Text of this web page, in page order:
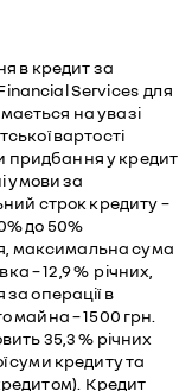
в кредит за
Services для
на увазі
вартості
придбання у кредит
умови за
строк кредиту –
до 50%
максимальна сума
– 12,9 % річних,
за операції в
майна – 1500 грн.
35,3 % річних
суми кредиту та
Кредит